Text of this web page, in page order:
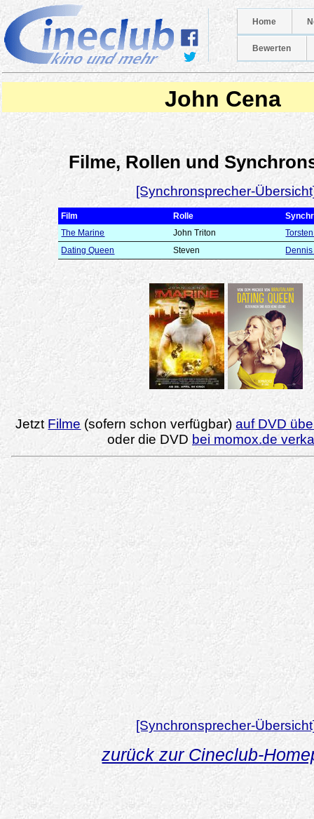
Home
Bewerten
John Cena
Filme, Rollen und
[Synchronsprecher-
Film Rolle
The Marine
John Triton
Dating Queen
Steven
Jetzt Filme (sofern schon verfügbar)auf DVD
oder die DVD bei momox.de
[Synchronsprecher-
zurück zur Cineclub-